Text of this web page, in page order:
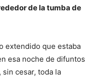
de la tumba de
extendido que estaba
esa noche de difuntos
sin cesar, toda la